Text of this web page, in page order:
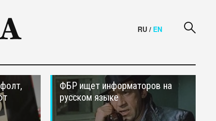
RU / EN
ФБР ищет информаторов на
русском языке